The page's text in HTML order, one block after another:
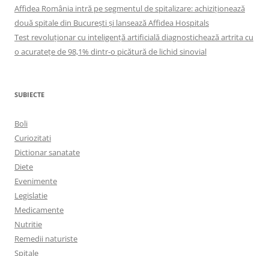
Affidea România intră pe segmentul de spitalizare: achiziționează
două spitale din București și lansează Affidea Hospitals
Test revoluționar cu inteligență artificială diagnostichează artrita cu
o acuratețe de 98,1% dintr-o picătură de lichid sinovial
SUBIECTE
Boli
Curiozitati
Dictionar sanatate
Diete
Evenimente
Legislatie
Medicamente
Nutritie
Remedii naturiste
Spitale